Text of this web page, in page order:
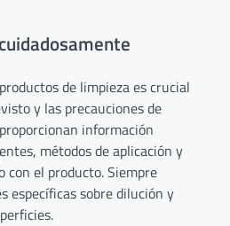
de limpieza es crucial
y las precauciones de
información
métodos de aplicación y
con el producto. Siempre
específicas sobre dilución y